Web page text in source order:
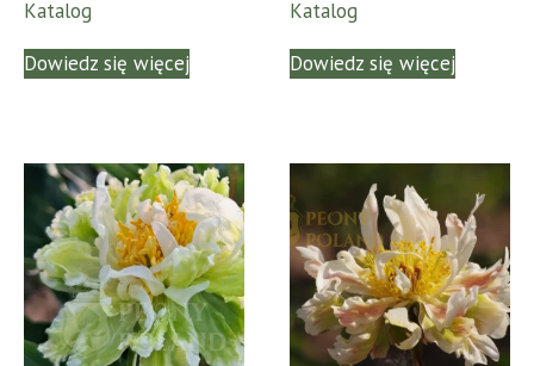
Katalog
Dowiedz się więcej
Katalog
Dowiedz się więcej